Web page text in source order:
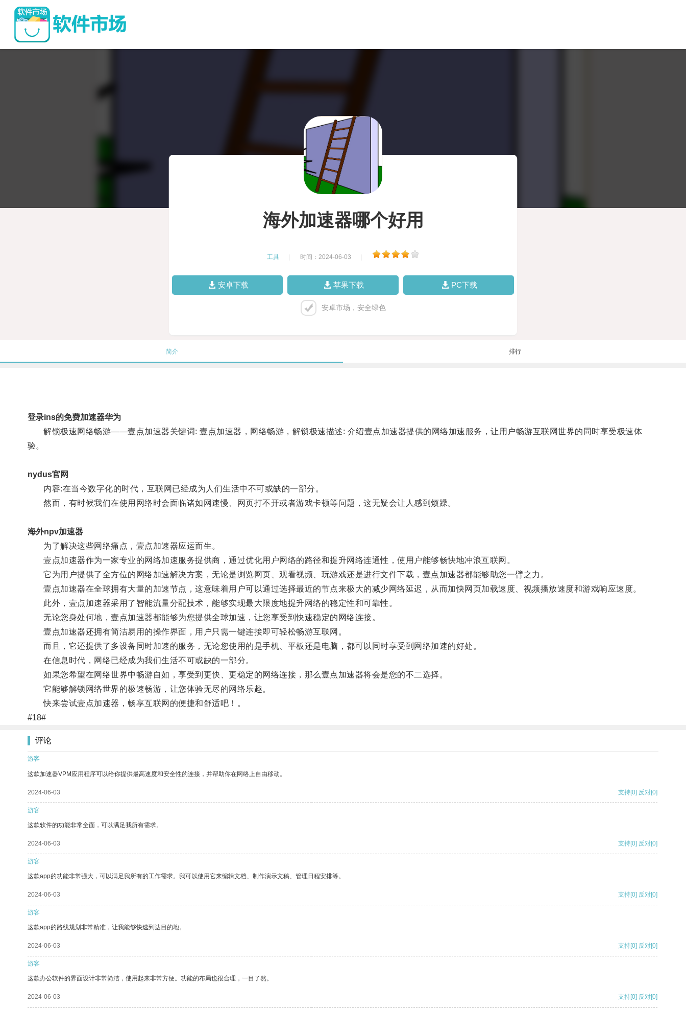
海外加速器哪个好用
工具 时间：2024-06-03
安卓下载 苹果下载 PC下载
安卓市场，安全绿色
简介 排行
登录ins的免费加速器华为
解锁极速网络畅游——壹点加速器关键词: 壹点加速器，网络畅游，解锁极速描述: 介绍壹点加速器提供的网络加速服务，让用户畅游互联网世界的同时享受极速体
验。
nydus官网
内容:在当今数字化的时代，互联网已经成为人们生活中不可或缺的一部分。
然而，有时候我们在使用网络时会面临诸如网速慢、网页打不开或者游戏卡顿等问题，这无疑会让人感到烦躁。
海外npv加速器
为了解决这些网络痛点，壹点加速器应运而生。
壹点加速器作为一家专业的网络加速服务提供商，通过优化用户网络的路径和提升网络连通性，使用户能够畅快地冲浪互联网。
它为用户提供了全方位的网络加速解决方案，无论是浏览网页、观看视频、玩游戏还是进行文件下载，壹点加速器都能够助您一臂之力。
壹点加速器在全球拥有大量的加速节点，这意味着用户可以通过选择最近的节点来极大的减少网络延迟，从而加快网页加载速度、视频播放速度和游戏响应速度。
此外，壹点加速器采用了智能流量分配技术，能够实现最大限度地提升网络的稳定性和可靠性。
无论您身处何地，壹点加速器都能够为您提供全球加速，让您享受到快速稳定的网络连接。
壹点加速器还拥有简洁易用的操作界面，用户只需一键连接即可轻松畅游互联网。
而且，它还提供了多设备同时加速的服务，无论您使用的是手机、平板还是电脑，都可以同时享受到网络加速的好处。
在信息时代，网络已经成为我们生活不可或缺的一部分。
如果您希望在网络世界中畅游自如，享受到更快、更稳定的网络连接，那么壹点加速器将会是您的不二选择。
它能够解锁网络世界的极速畅游，让您体验无尽的网络乐趣。
快来尝试壹点加速器，畅享互联网的便捷和舒适吧！。
#18#
评论
游客
这款加速器VPM应用程序可以给你提供最高速度和安全性的连接，并帮助你在网络上自由移动。
2024-06-03 支持[0] 反对[0]
游客
这款软件的功能非常全面，可以满足我所有需求。
2024-06-03 支持[0] 反对[0]
游客
这款app的功能非常强大，可以满足我所有的工作需求。我可以使用它来编辑文档、制作演示文稿、管理日程安排等。
2024-06-03 支持[0] 反对[0]
游客
这款app的路线规划非常精准，让我能够快速到达目的地。
2024-06-03 支持[0] 反对[0]
游客
这款办公软件的界面设计非常简洁，使用起来非常方便。功能的布局也很合理，一目了然。
2024-06-03 支持[0] 反对[0]